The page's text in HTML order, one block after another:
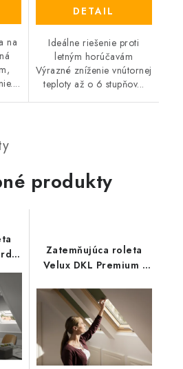
na
DETAIL
Ideálne riešenie proti
letným horúčavám
Výrazné zníženie vnútornej
teploty až o 6 stupňov...
produkty
-
Zatemňujúca roleta
Velux DKL Premium -